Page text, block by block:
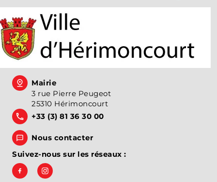
Mairie
3 rue Pierre Peugeot
25310 Hérimoncourt
+33 (3) 81 36 30 00
Nous contacter
Suivez-nous sur les réseaux :
Suivez-nous sur Facebook, Ville d'Hérimoncourt
Suivez-nous sur Instagram, Hérimoncourt